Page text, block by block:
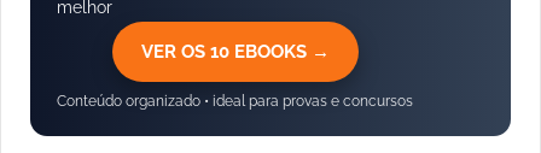
melhor
VER OS 10 EBOOKS →
Conteúdo organizado • ideal para provas e concursos